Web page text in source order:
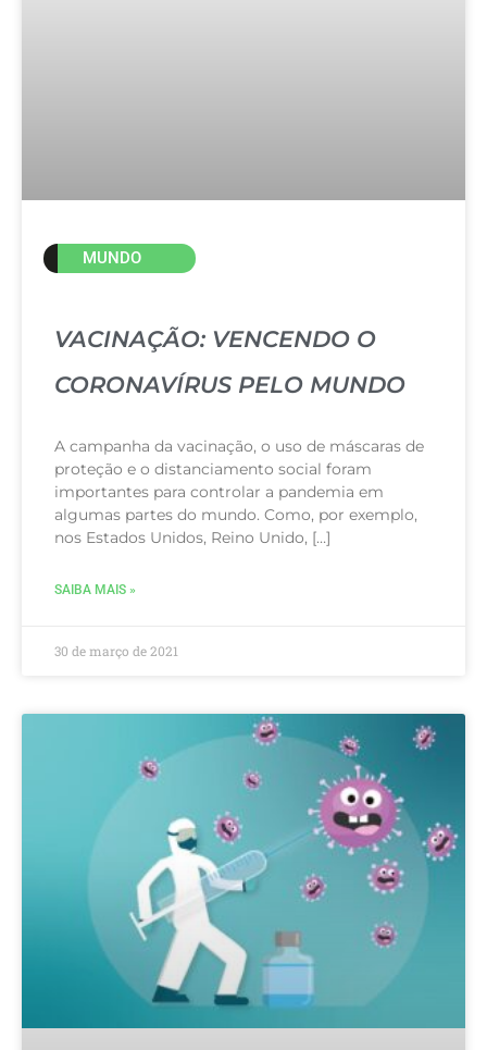
MUNDO
VACINAÇÃO: VENCENDO O
CORONAVÍRUS PELO MUNDO
A campanha da vacinação, o uso de máscaras de
proteção e o distanciamento social foram
importantes para controlar a pandemia em
algumas partes do mundo. Como, por exemplo,
nos Estados Unidos, Reino Unido, […]
SAIBA MAIS »
30 de março de 2021